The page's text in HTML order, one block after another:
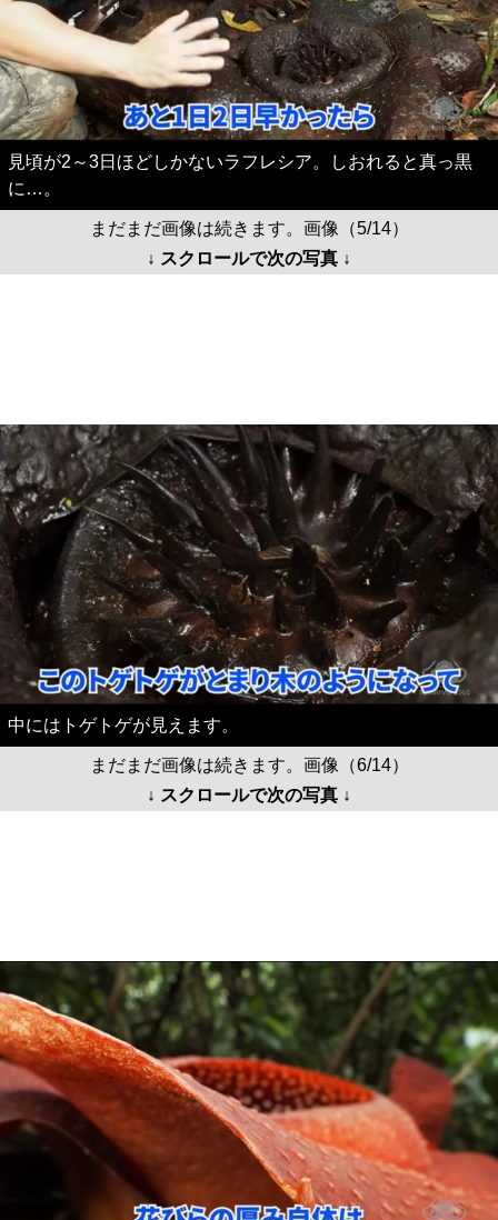
見頃が2～3日ほどしかないラフレシア。しおれると真っ黒
に…。
まだまだ画像は続きます。画像（5/14）
↓ スクロールで次の写真 ↓
中にはトゲトゲが見えます。
まだまだ画像は続きます。画像（6/14）
↓ スクロールで次の写真 ↓